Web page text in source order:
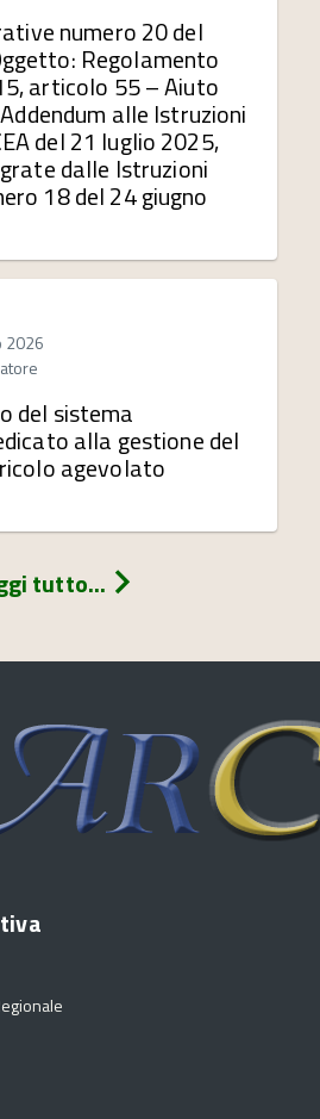
numero 20 del
Regolamento
articolo 55 – Aiuto
alle Istruzioni
del 21 luglio 2025,
dalle Istruzioni
18 del 24 giugno
2026
del sistema
alla gestione del
agevolato
tutto...